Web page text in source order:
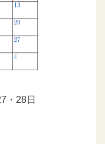
・28日